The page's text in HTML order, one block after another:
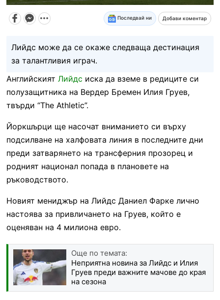
Последвай ни Добави коментар
Лийдс може да се окаже следваща дестинация
за талантливия играч.
Английският Лийдс иска да вземе в редиците си
полузащитника на Вердер Бремен Илия Груев,
твърди “The Athletic”.
Йоркшърци ще насочат вниманието си върху
подсилване на халфовата линия в последните дни
преди затварянето на трансферния прозорец и
родният национал попада в плановете на
ръководството.
Новият мениджър на Лийдс Даниел Фарке лично
настоява за привличането на Груев, който е
оценяван на 4 милиона евро.
Още по темата:
Неприятна новина за Лийдс и Илия
Груев преди важните мачове до края
на сезона